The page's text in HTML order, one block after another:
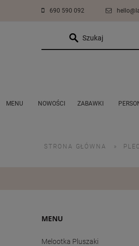
690 590 092
MENU NOWOŚCI ZABAWKI
STRONA GŁÓWNA »
MENU
Melootka Pluszaki